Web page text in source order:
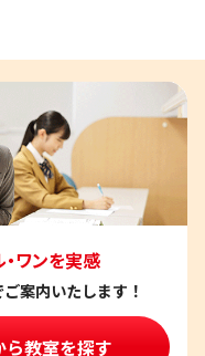
ワンを実感
案内いたします！
教室を探す